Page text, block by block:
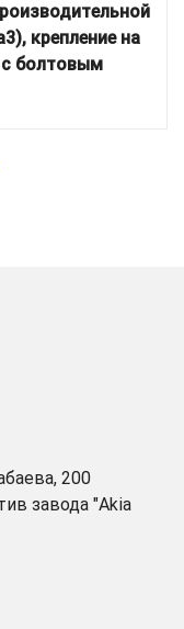
крепление на
болтовым
200
завода "Akia